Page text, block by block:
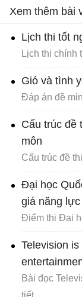
Xem thêm bài
Lịch thi tốt
Lịch thi chính
Gió và tình
Đáp án đề
Cấu trúc đề
môn
Cấu trúc đề
Đại học
giá năng lực
Điểm thi Đại
Television
Bài đọc